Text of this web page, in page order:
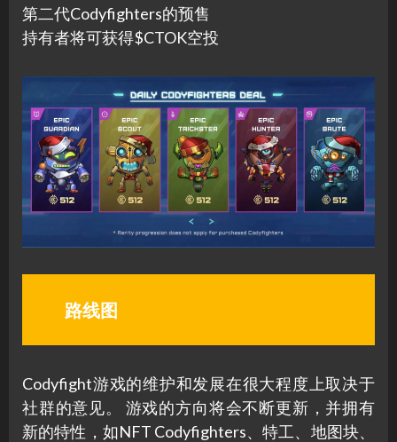
第二代Codyfighters的预售
持有者将可获得$CTOK空投
路线图
Codyfight游戏的维护和发展在很大程度上取决于
社群的意见。 游戏的方向将会不断更新，并拥有
新的特性，如NFT Codyfighters、特工、地图块、